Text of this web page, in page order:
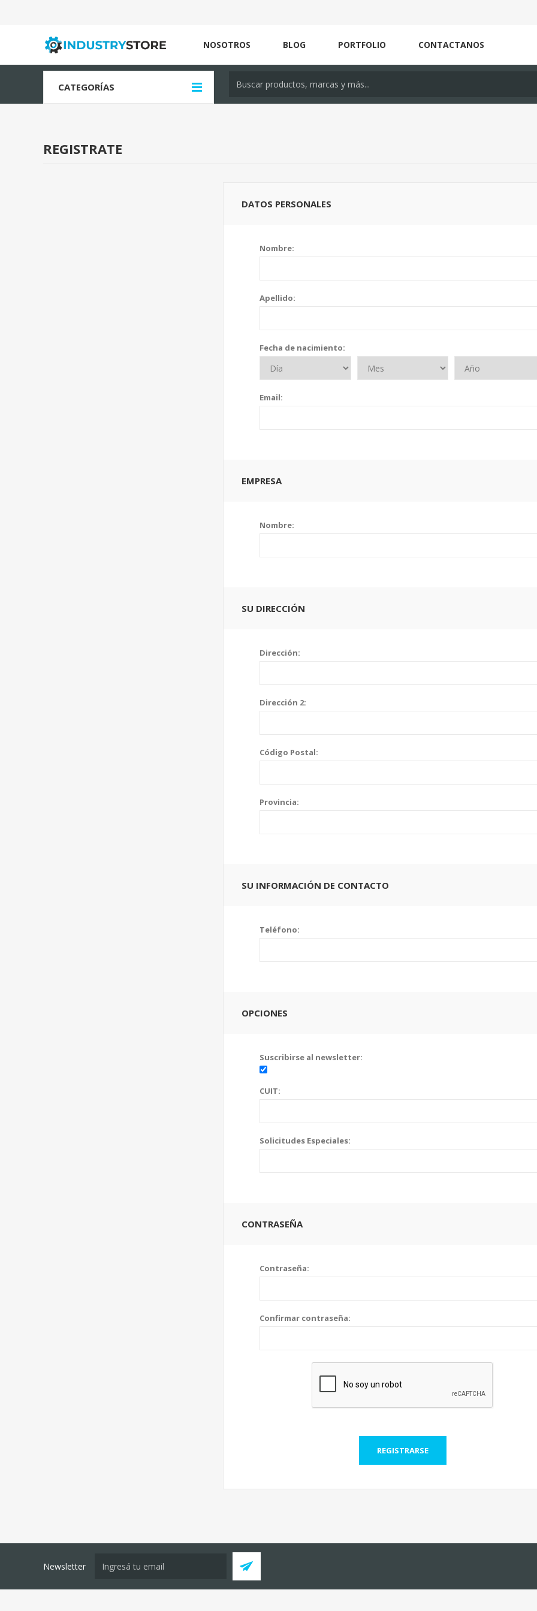
NOSOTROS BLOG PORTFOLIO CONTACTANOS
CATEGORÍAS
REGISTRATE
DATOS PERSONALES
Nombre:
Apellido:
Fecha de nacimiento:
Email:
EMPRESA
Nombre:
SU DIRECCIÓN
Dirección:
Dirección 2:
Código Postal:
Provincia:
SU INFORMACIÓN DE CONTACTO
Teléfono:
OPCIONES
Suscribirse al newsletter:
CUIT:
Solicitudes Especiales:
CONTRASEÑA
Contraseña:
Confirmar contraseña:
Newsletter